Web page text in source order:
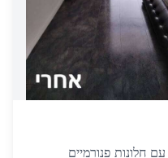
חלונות פנורמיים